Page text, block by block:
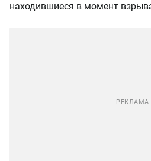
находившиеся в момент